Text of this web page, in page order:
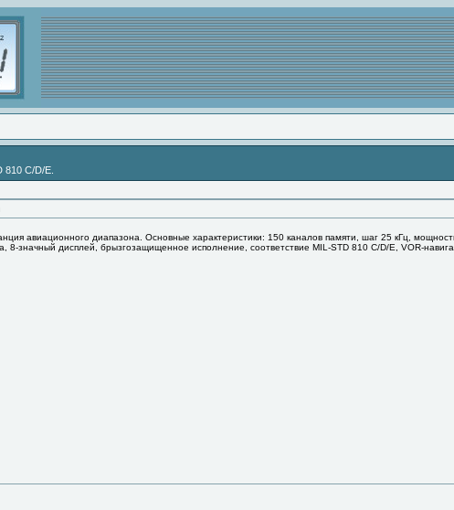
810 C/D/E.
авиационного диапазона. Основные характеристики: 150 каналов памяти, шаг 25 кГц,
8-значный дисплей, брызгозащищенное исполнение, соответствие MIL-STD 810 C/D/E, VOR-